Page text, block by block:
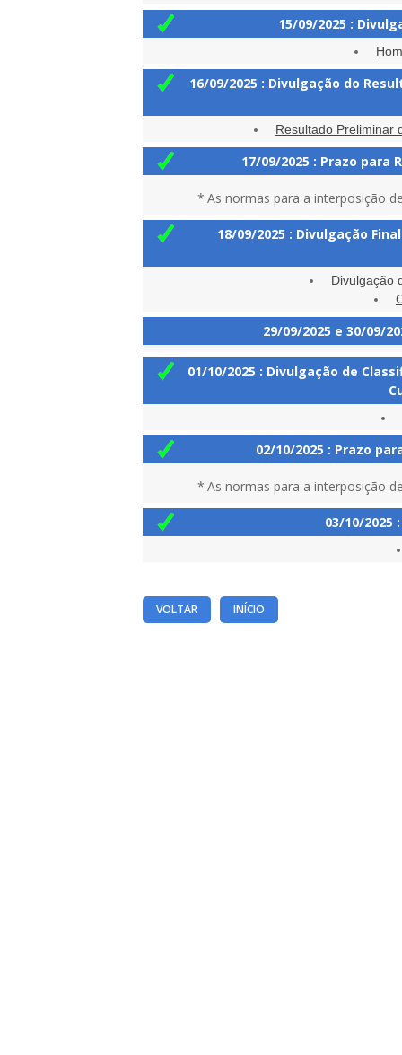
15/09/2025 :
16/09/2025 : Divulgação do
Resultado Preliminar
17/09/2025 : Prazo para
* As normas para a interposição
18/09/2025 : Divulgação
Divulgação
29/09/2025 e 30/09/
01/10/2025 : Divulgação de
02/10/2025 : Prazo
* As normas para a interposição
03/10/2025
VOLTAR INÍCIO